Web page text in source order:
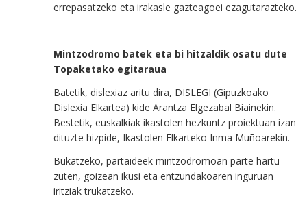
errepasatzeko eta irakasle gazteagoei ezagutarazteko.
Mintzodromo batek eta bi hitzaldik osatu dute
Topaketako egitaraua
Batetik, dislexiaz aritu dira, DISLEGI (Gipuzkoako
Dislexia Elkartea) kide Arantza Elgezabal Biainekin.
Bestetik, euskalkiak ikastolen hezkuntz proiektuan izan
dituzte hizpide, Ikastolen Elkarteko Inma Muñoarekin.
Bukatzeko, partaideek mintzodromoan parte hartu
zuten, goizean ikusi eta entzundakoaren inguruan
iritziak trukatzeko.